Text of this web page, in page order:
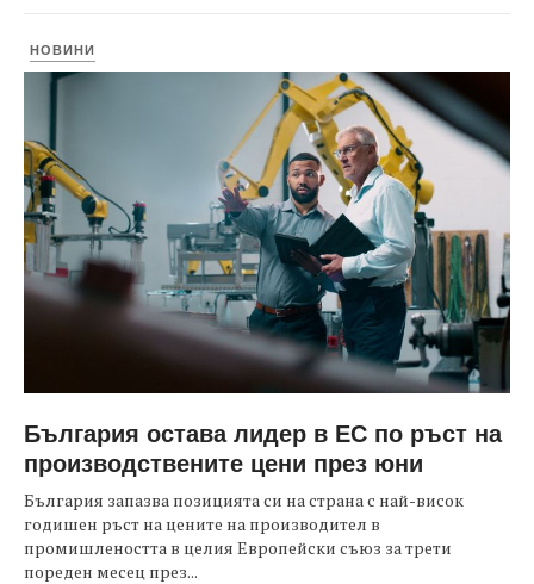
НОВИНИ
България остава лидер в ЕС по ръст на
производствените цени през юни
България запазва позицията си на страна с най-висок
годишен ръст на цените на производител в
промишлеността в целия Европейски съюз за трети
пореден месец през...